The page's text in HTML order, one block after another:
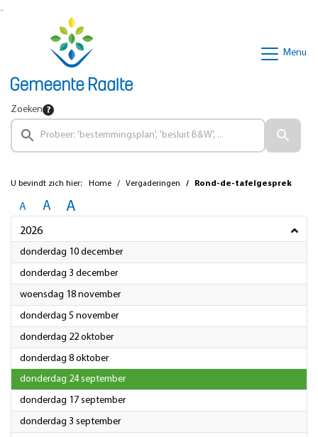
Ga naar de inhoud van deze pagina
Ga naar het zoeken
Menu
Zoeken
U bevindt zich hier: Home Vergaderingen Rond-de-tafelgesprek
A A A
2026
donderdag 10 december2026
donderdag 3 december2026
woensdag 18 november2026
donderdag 5 november2026
donderdag 22 oktober2026
donderdag 8 oktober2026
donderdag 24 september2026
donderdag 17 september2026
donderdag 3 september2026